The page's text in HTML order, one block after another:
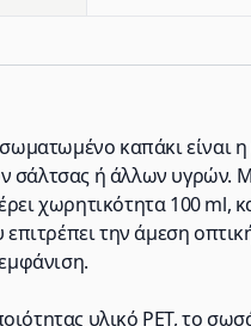
καπάκι είναι
ή άλλων υγρών.
χωρητικότητα 100 ml,
την άμεση
υλικό PET, το